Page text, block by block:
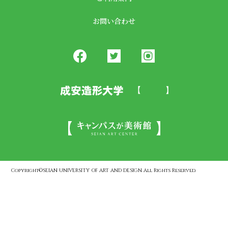
お問い合わせ
Copyright©SEIAN UNIVERSITY OF ART AND DESIGN All Rights Reserved.